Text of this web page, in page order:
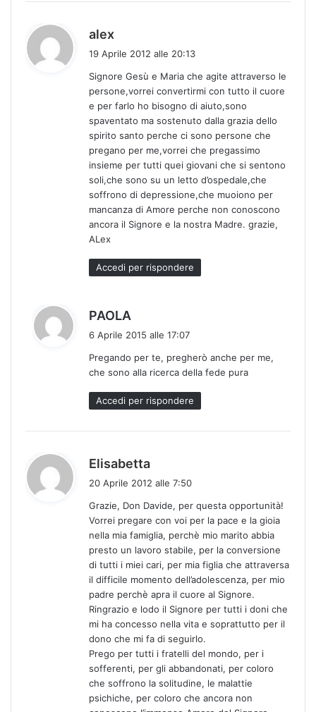
alex
e
t
t
19 Aprile 2012 alle 20:13
Signore Gesù e Maria che agite attraverso le
persone,vorrei convertirmi con tutto il cuore
e per farlo ho bisogno di aiuto,sono
spaventato ma sostenuto dalla grazia dello
spirito santo perche ci sono persone che
pregano per me,vorrei che pregassimo
insieme per tutti quei giovani che si sentono
soli,che sono su un letto d’ospedale,che
soffrono di depressione,che muoiono per
mancanza di Amore perche non conoscono
ancora il Signore e la nostra Madre. grazie,
ALex
Accedi per rispondere
PAOLA
e
t
t
o
6 Aprile 2015 alle 17:07
Pregando per te, pregherò anche per me,
che sono alla ricerca della fede pura
Accedi per rispondere
Elisabetta
e
t
t
20 Aprile 2012 alle 7:50
Grazie, Don Davide, per questa opportunità!
Vorrei pregare con voi per la pace e la gioia
nella mia famiglia, perchè mio marito abbia
presto un lavoro stabile, per la conversione
di tutti i miei cari, per mia figlia che attraversa
il difficile momento dell’adolescenza, per mio
padre perchè apra il cuore al Signore.
Ringrazio e lodo il Signore per tutti i doni che
mi ha concesso nella vita e soprattutto per il
dono che mi fa di seguirlo.
Prego per tutti i fratelli del mondo, per i
sofferenti, per gli abbandonati, per coloro
che soffrono la solitudine, le malattie
psichiche, per coloro che ancora non